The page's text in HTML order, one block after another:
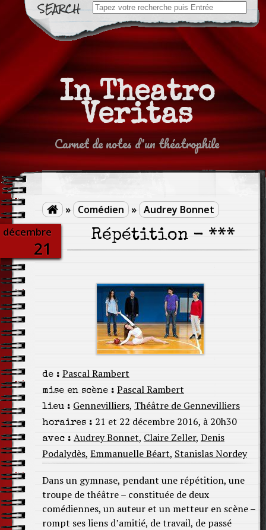
Search
for:
In Theatro
Veritas
Carnet de notes d'un théatrophile
 » Comédien » Audrey Bonnet
décembre
21
Répétition - ***
de : Pascal Rambert
mise en scène : Pascal Rambert
lieu : Gennevilliers, Théâtre de Gennevilliers
horaires : 21 et 22 décembre 2016, à 20h30
avec : Audrey Bonnet, Claire Zeller, Denis
Podalydès, Emmanuelle Béart, Stanislas Nordey
Dans un gymnase, pendant une répétition, une
troupe de théâtre – constituée de deux
comédiennes, un auteur et un metteur en scène –
rompt ses liens d’amitié, de travail, de passé